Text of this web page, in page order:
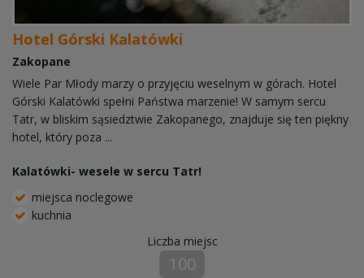
Hotel Górski Kalatówki
Zakopane
Wiele Par Młody marzy o przyjęciu weselnym w górach. Hotel
Górski Kalatówki spełni Państwa marzenie! W samym sercu
Tatr, w bliskim sąsiedztwie Zakopanego, znajduje się ten piękny
hotel, który poza ...
Kalatówki- wesele w sercu Tatr!
miejsca noclegowe
kuchnia
Liczba miejsc
100